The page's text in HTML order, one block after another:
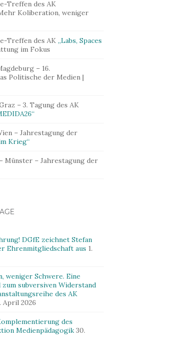
Treffen des AK
Koliberation, weniger
Treffen des AK „Labs, Spaces
im Fokus
– 16.
Politische der Medien |
– 3. Tagung des AK
– Jahrestagung der
Krieg“
– Münster – Jahrestagung der
DGfE zeichnet Stefan
Ehrenmitgliedschaft aus 1.
weniger Schwere. Eine
zum subversiven Widerstand
des AK
April 2026
des
Medienpädagogik 30.